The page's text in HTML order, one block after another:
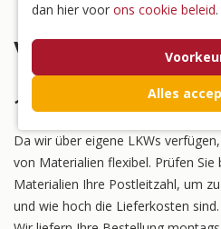
Versand
1. Wie hoch sind die
Da wir über eigene LKWs
von Materialien flexibel. Prüfen
Materialien Ihre Postleitzahl, um
und wie hoch die Lieferkosten sind.
dan hier voor ons cookie beleid.
Alles